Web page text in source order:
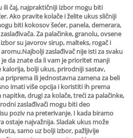
ili čaj, najpraktičniji izbor mogu biti
Ako pravite kolače i želite ukus sličniji
biti kokosov šećer, panela, demerara,
Za palačinke, granolu, ovsene
su javorov sirup, malteks, rogač i
zaslađivač nije isti za svaku
da znate da li vam je prioritet manji
kalorija, bolji ukus, prirodniji sastav,
priprema ili jednostavna zamena za beli
imati više opcija i koristiti ih prema
drugi za kolače, treći za palačinke,
zaslađivači mogu biti deo
poziv na preterivanje. I kada biramo
ostaje najvažnija. Sladak ukus može
samo uz bolji izbor, pažljivije